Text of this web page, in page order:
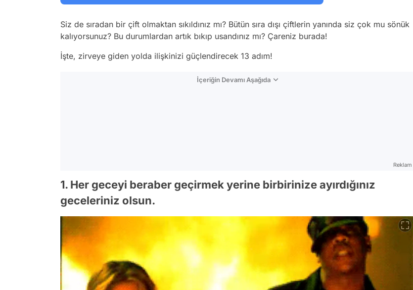
Siz de sıradan bir çift olmaktan sıkıldınız mı? Bütün sıra dışı çiftlerin yanında siz çok mu sönük
kalıyorsunuz? Bu durumlardan artık bıkıp usandınız mı? Çareniz burada!
İşte, zirveye giden yolda ilişkinizi güçlendirecek 13 adım!
İçeriğin Devamı Aşağıda
Reklam
1. Her geceyi beraber geçirmek yerine birbirinize ayırdığınız
geceleriniz olsun.